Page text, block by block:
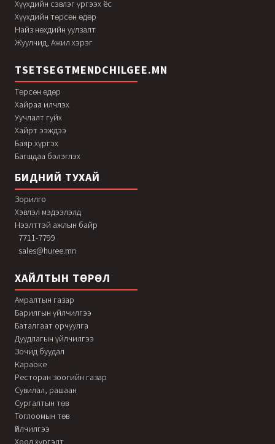
Хүүхдийн сэвлэг үргээх ёс
Хүүхдийн төрсөн өдөр
Найз нөхдийн уулзалт
Жуулчид, Ажил хэрэг
TSETSEGTMENDCHILGEE.MN
Төрсөн өдөр
Хайраа илчлэх
Уучлалт гуйх
Хайрт ээждээ
Баяр хүргэх
Багшдаа бэлэглэх
БИДНИЙ ТУХАЙ
Зорилго
Хэвлэл мэдээлэлд
Нээлттэй ажлын байр
7711-7799
sales@huree.mn
ХАЙЛТЫН ТӨРӨЛ
Амралтын газар
Барилгын үйлчилгээ
Баталгаат орчуулга
Дуудлагын үйлчилгээ
Зочид буудал
Караоке
Ресторан зоогийн газар
Сувилал, рашаан
Сургалтын төв
Тоглоомын төв
Үйлчилгээ
Хоол хүргэлт